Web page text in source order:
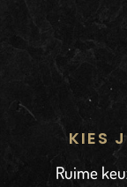
KIES
Ruime